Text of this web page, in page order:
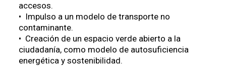
accesos.
• Impulso a un modelo de transporte no
contaminante.
• Creación de un espacio verde abierto a la
ciudadanía, como modelo de autosuficiencia
energética y sostenibilidad.